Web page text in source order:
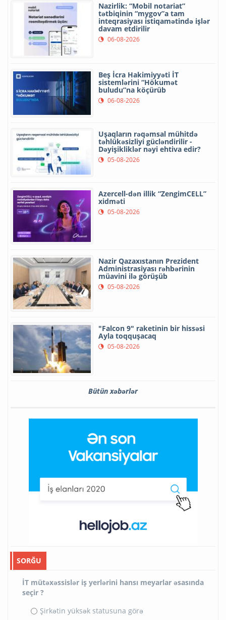
Nazirlik: “Mobil notariat”
tətbiqinin “mygov”a tam
inteqrasiyası istiqamətində işlər
davam etdirilir
06-08-2026
Beş İcra Hakimiyyəti İT
sistemlərini “Hökumət
buludu”na köçürüb
06-08-2026
Uşaqların rəqəmsal mühitdə
təhlükəsizliyi gücləndirilir -
Dəyişikliklər nəyi ehtiva edir?
05-08-2026
Azercell-dən illik “ZengimCELL”
xidməti
05-08-2026
Nazir Qazaxıstanın Prezident
Administrasiyası rəhbərinin
müavini ilə görüşüb
05-08-2026
"Falcon 9" raketinin bir hissəsi
Ayla toqquşacaq
05-08-2026
Bütün xəbərlər
SORĞU
İT mütəxəssislər iş yerlərini hansı meyarlar əsasında
seçir ?
Şirkətin yüksək statusuna görə